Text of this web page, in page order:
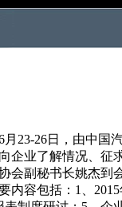
23-26日，由中国
企业了解情况、征
会副秘书长姚杰到
内容包括：1、2015